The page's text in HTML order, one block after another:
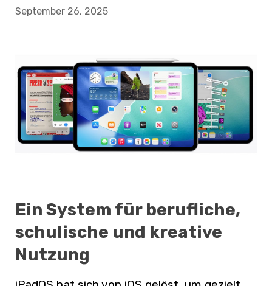
September 26, 2025
Ein System für berufliche,
schulische und kreative
Nutzung